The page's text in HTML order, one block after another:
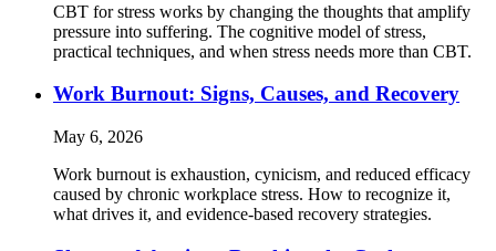
CBT for stress works by changing the thoughts that amplify
pressure into suffering. The cognitive model of stress,
practical techniques, and when stress needs more than CBT.
Work Burnout: Signs, Causes, and Recovery
May 6, 2026
Work burnout is exhaustion, cynicism, and reduced efficacy
caused by chronic workplace stress. How to recognize it,
what drives it, and evidence-based recovery strategies.